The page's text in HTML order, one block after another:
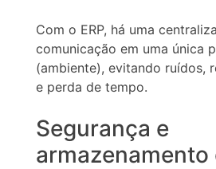
Com o ERP, há uma
comunicação em uma única
(ambiente), evitando ruídos,
e perda de tempo.
Segurança e
armazenamento